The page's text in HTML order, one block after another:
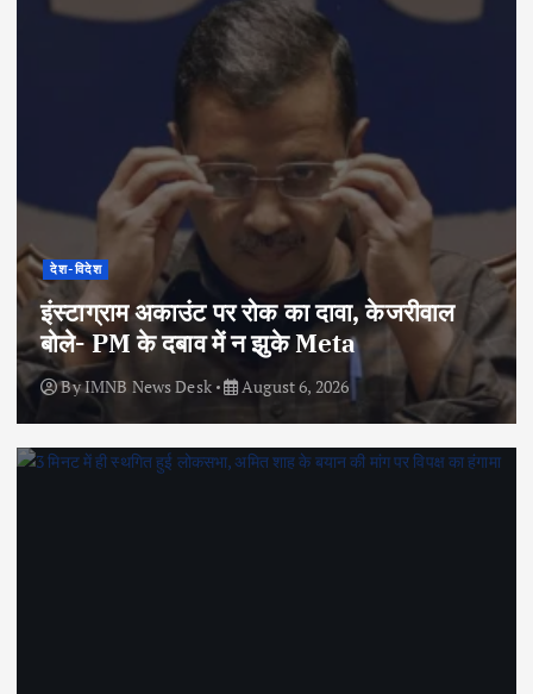
देश-विदेश
इंस्टाग्राम अकाउंट पर रोक का दावा, केजरीवाल
बोले- PM के दबाव में न झुके Meta
ByIMNB News Desk August 6, 2026